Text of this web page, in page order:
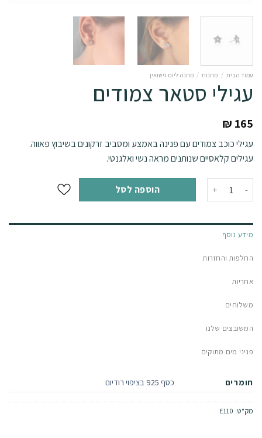
עמוד הבית / מתנות / מתנה ליום נישואין
עגילי סטאר צמודים
165
₪
עגילי כוכב צמודים עם פנינה באמצע ומסביב זרקונים בשיבוץ פאווה.
עגילים קלאסיים שנותנים מראה נשי ואלגנטי.
כמות של עגילי סטאר צמודיםהוספה לסל
מידע נוסף
החלפות והחזרות
אחריות
משלוחים
המשובצים שלנו
פניני מים מתוקים
חומרים כסף 925 בציפוי רודיום
מק"ט: E110